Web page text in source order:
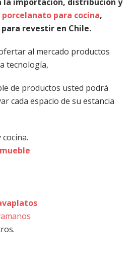
porcelanato para cocina,
revestir en Chile.
al mercado productos
tecnología,
de productos usted podrá
cada espacio de su estancia